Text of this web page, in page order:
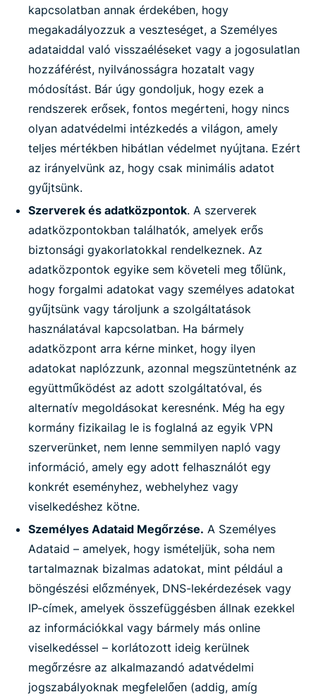
kapcsolatban annak érdekében, hogy
megakadályozzuk a veszteséget, a Személyes
adataiddal való visszaéléseket vagy a jogosulatlan
hozzáférést, nyilvánosságra hozatalt vagy
módosítást. Bár úgy gondoljuk, hogy ezek a
rendszerek erősek, fontos megérteni, hogy nincs
olyan adatvédelmi intézkedés a világon, amely
teljes mértékben hibátlan védelmet nyújtana. Ezért
az irányelvünk az, hogy csak minimális adatot
gyűjtsünk.
Szerverek és adatközpontok. A szerverek
adatközpontokban találhatók, amelyek erős
biztonsági gyakorlatokkal rendelkeznek. Az
adatközpontok egyike sem követeli meg tőlünk,
hogy forgalmi adatokat vagy személyes adatokat
gyűjtsünk vagy tároljunk a szolgáltatások
használatával kapcsolatban. Ha bármely
adatközpont arra kérne minket, hogy ilyen
adatokat naplózzunk, azonnal megszüntetnénk az
együttműködést az adott szolgáltatóval, és
alternatív megoldásokat keresnénk. Még ha egy
kormány fizikailag le is foglalná az egyik VPN
szerverünket, nem lenne semmilyen napló vagy
információ, amely egy adott felhasználót egy
konkrét eseményhez, webhelyhez vagy
viselkedéshez kötne.
Személyes Adataid Megőrzése. A Személyes
Adataid – amelyek, hogy ismételjük, soha nem
tartalmaznak bizalmas adatokat, mint például a
böngészési előzmények, DNS-lekérdezések vagy
IP-címek, amelyek összefüggésben állnak ezekkel
az információkkal vagy bármely más online
viselkedéssel – korlátozott ideig kerülnek
megőrzésre az alkalmazandó adatvédelmi
jogszabályoknak megfelelően (addig, amíg